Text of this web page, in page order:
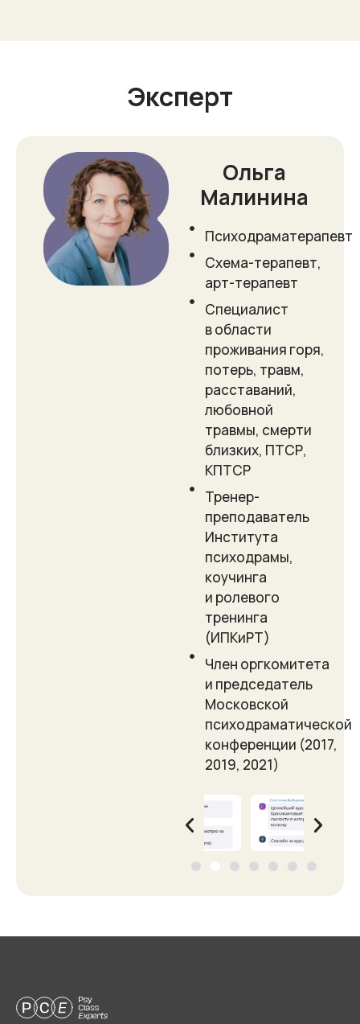
Эксперт
Ольга
Малинина
Психодраматерапевт
Схема-терапевт,
арт-терапевт
Специалист
в области
проживания горя,
потерь, травм,
расставаний,
любовной
травмы, смерти
близких, ПТСР,
КПТСР
Тренер-
преподаватель
Института
психодрамы,
коучинга
и ролевого
тренинга
(ИПКиРТ)
Член оргкомитета
и председатель
Московской
психодраматической
конференции (2017,
2019, 2021)